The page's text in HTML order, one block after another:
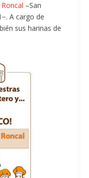
–San
A cargo de
sus harinas de